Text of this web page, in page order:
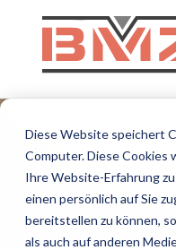
Diese Website speichert
Computer. Diese Cookies
Ihre Website-Erfahrung
einen persönlich auf Sie
bereitstellen zu können,
als auch auf anderen